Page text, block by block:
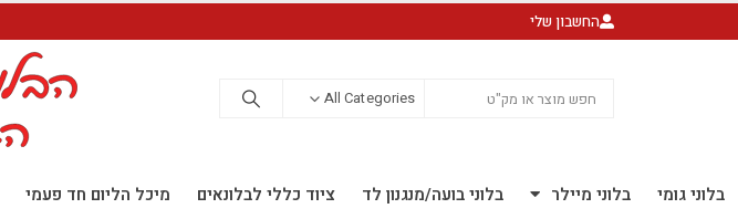
החשבון שלי
All Categories
בלוני גומי בלוני מיילר בלוני בועה/מנגנון לד ציוד כללי לבלונאים מיכל הליום חד פעמי